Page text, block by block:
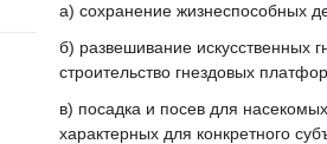
а) сохранение жизнеспособных
б) развешивание искусственных
строительство гнездовых
в) посадка и посев для
характерных для конкретного